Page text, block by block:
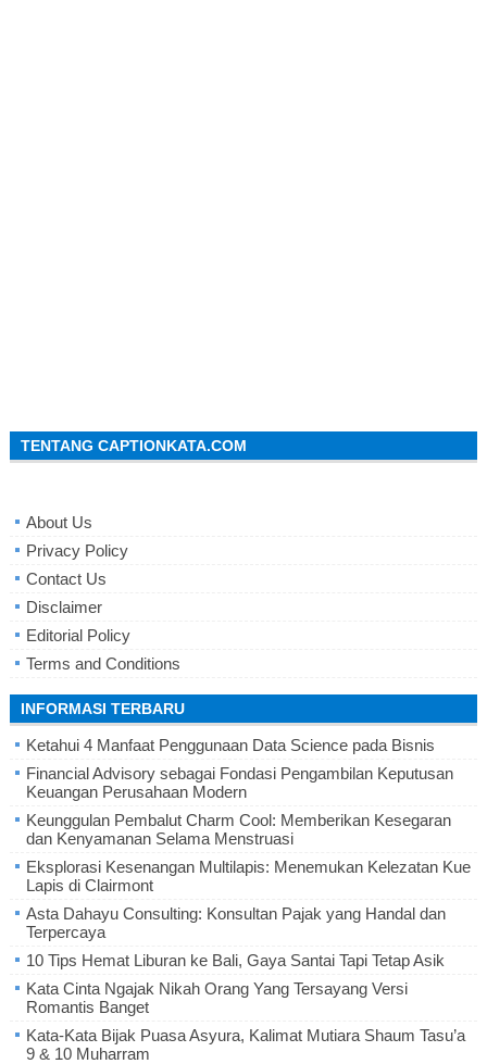
TENTANG CAPTIONKATA.COM
About Us
Privacy Policy
Contact Us
Disclaimer
Editorial Policy
Terms and Conditions
INFORMASI TERBARU
Ketahui 4 Manfaat Penggunaan Data Science pada Bisnis
Financial Advisory sebagai Fondasi Pengambilan Keputusan
Keuangan Perusahaan Modern
Keunggulan Pembalut Charm Cool: Memberikan Kesegaran
dan Kenyamanan Selama Menstruasi
Eksplorasi Kesenangan Multilapis: Menemukan Kelezatan Kue
Lapis di Clairmont
Asta Dahayu Consulting: Konsultan Pajak yang Handal dan
Terpercaya
10 Tips Hemat Liburan ke Bali, Gaya Santai Tapi Tetap Asik
Kata Cinta Ngajak Nikah Orang Yang Tersayang Versi
Romantis Banget
Kata-Kata Bijak Puasa Asyura, Kalimat Mutiara Shaum Tasu’a
9 & 10 Muharram